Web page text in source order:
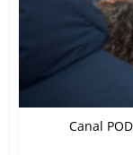
Canal